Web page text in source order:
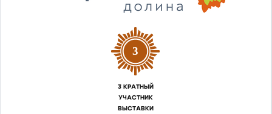
3
3 КРАТНЫЙ
УЧАСТНИК
ВЫСТАВКИ